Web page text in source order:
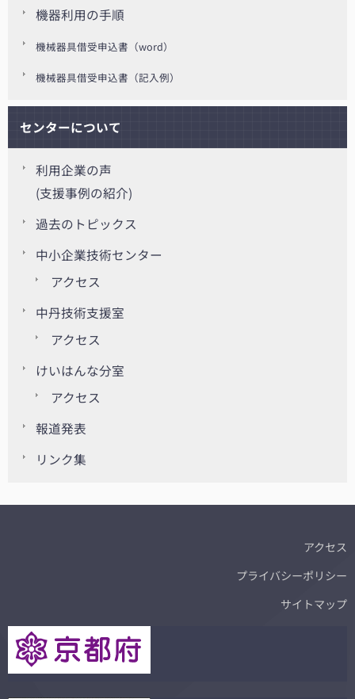
機器利用の手順
機械器具借受申込書（word）
機械器具借受申込書（記入例）
センターについて
利用企業の声
(支援事例の紹介)
過去のトピックス
中小企業技術センター
アクセス
中丹技術支援室
アクセス
けいはんな分室
アクセス
報道発表
リンク集
アクセス
プライバシーポリシー
サイトマップ